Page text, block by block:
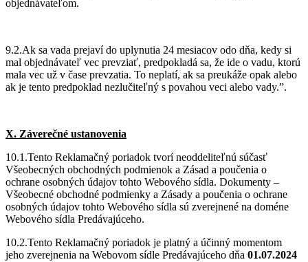
objednávateľom.
9.2.Ak sa vada prejaví do uplynutia 24 mesiacov odo dňa, kedy si
mal objednávateľ vec prevziať, predpokladá sa, že ide o vadu, ktorú
mala vec už v čase prevzatia. To neplatí, ak sa preukáže opak alebo
ak je tento predpoklad nezlučiteľný s povahou veci alebo vady.”.
X. Záverečné ustanovenia
10.1.Tento Reklamačný poriadok tvorí neoddeliteľnú súčasť
Všeobecných obchodných podmienok a Zásad a poučenia o
ochrane osobných údajov tohto Webového sídla. Dokumenty –
Všeobecné obchodné podmienky a Zásady a poučenia o ochrane
osobných údajov tohto Webového sídla sú zverejnené na doméne
Webového sídla Predávajúceho.
10.2.Tento Reklamačný poriadok je platný a účinný momentom
jeho zverejnenia na Webovom sídle Predávajúceho dňa 01.07.2024